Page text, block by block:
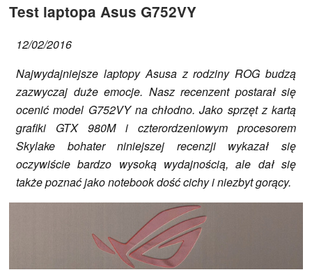
Test laptopa Asus G752VY
12/02/2016
Najwydajniejsze laptopy Asusa z rodziny ROG budzą
zazwyczaj duże emocje. Nasz recenzent postarał się
ocenić model G752VY na chłodno. Jako sprzęt z kartą
grafiki GTX 980M i czterordzeniowym procesorem
Skylake bohater niniejszej recenzji wykazał się
oczywiście bardzo wysoką wydajnością, ale dał się
także poznać jako notebook dość cichy i niezbyt gorący.